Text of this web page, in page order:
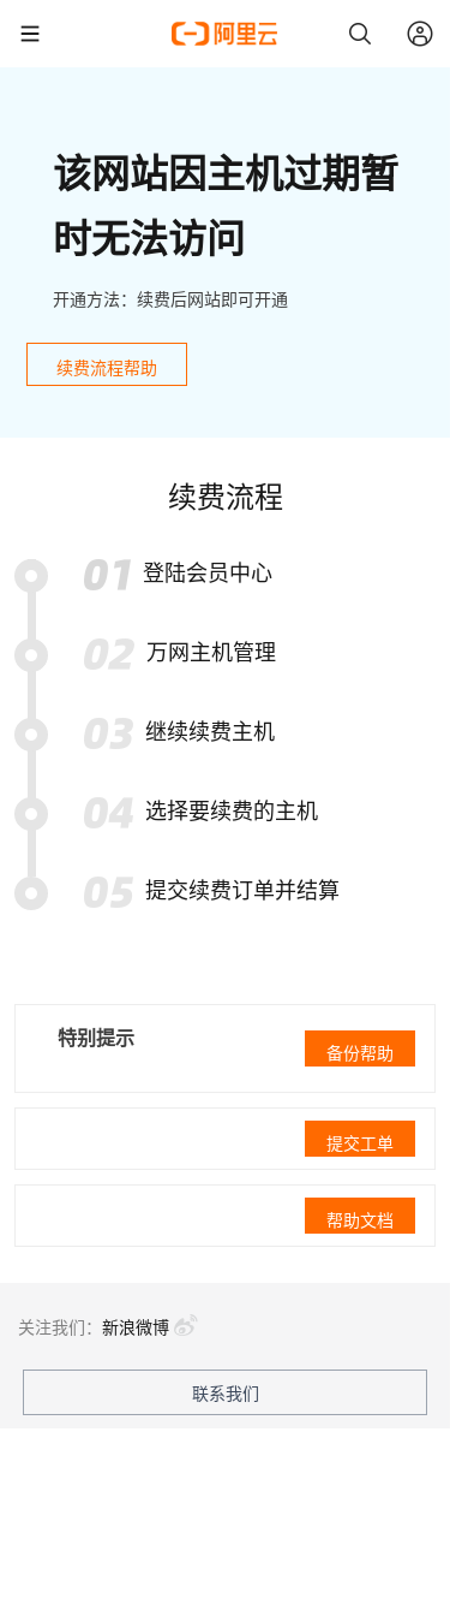
该网站因主机过期暂
时无法访问
开通方法：续费后网站即可开通
续费流程帮助
续费流程
登陆会员中心
万网主机管理
继续续费主机
选择要续费的主机
提交续费订单并结算
特别提示
备份帮助
提交工单
帮助文档